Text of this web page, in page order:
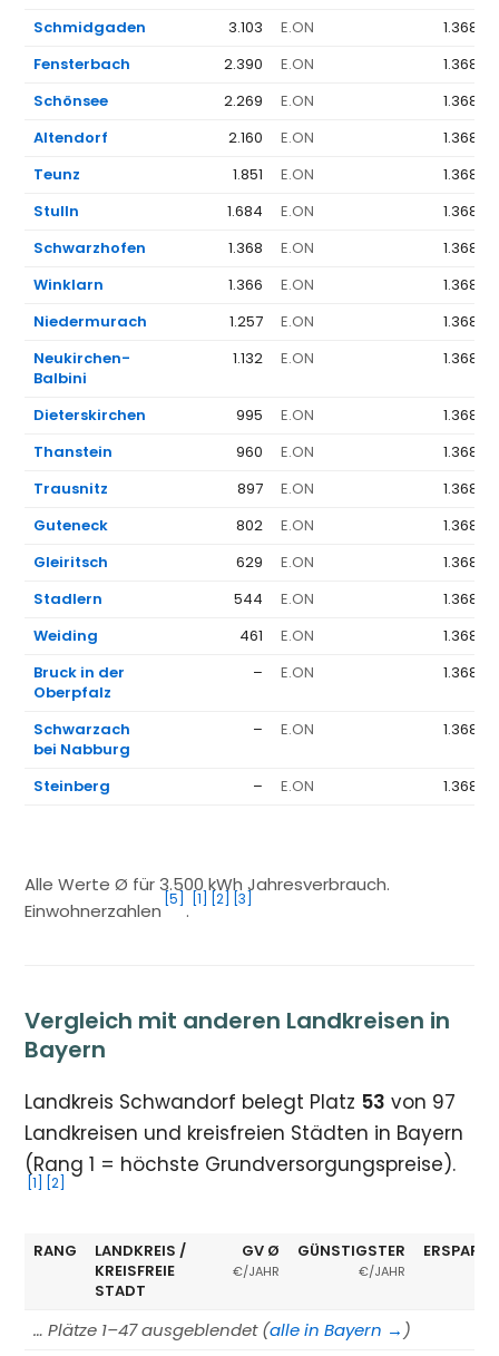
Schmidgaden
3.103 E.ON
1.368 €
Fensterbach
2.390 E.ON
1.368 €
Schönsee
2.269 E.ON
1.368 €
Altendorf
2.160 E.ON
1.368 €
Teunz
1.851 E.ON
1.368 €
Stulln
1.684 E.ON
1.368 €
Schwarzhofen
1.368 E.ON
1.368 €
Winklarn
1.366 E.ON
1.368 €
Niedermurach
1.257 E.ON
1.368 €
Neukirchen-
Balbini
1.132 E.ON 1.368 €
Dieterskirchen 995 E.ON
1.368 €
Thanstein
960 E.ON
1.368 €
Trausnitz
897 E.ON
1.368 €
Guteneck
802 E.ON
1.368 €
Gleiritsch
629 E.ON
1.368 €
Stadlern
544 E.ON
1.368 €
Weiding
461 E.ON
1.368 €
Bruck in der
Oberpfalz
– E.ON 1.368 €
Schwarzach
bei Nabburg
– E.ON 1.368 €
Steinberg – E.ON 1.368 €
Alle Werte Ø für 3.500 kWh Jahresverbrauch.
Einwohnerzahlen
[5]
.
[1] [2] [3]
Vergleich mit anderen Landkreisen in
Bayern
Landkreis Schwandorf belegt Platz 53 von 97
Landkreisen und kreisfreien Städten in Bayern
(Rang 1 = höchste Grundversorgungspreise).
[1] [2]
RANG
LANDKREIS /
KREISFREIE
STADT
GV Ø
€/JAHR
GÜNSTIGSTER
€/JAHR
… Plätze 1–47 ausgeblendet (alle in Bayern → )